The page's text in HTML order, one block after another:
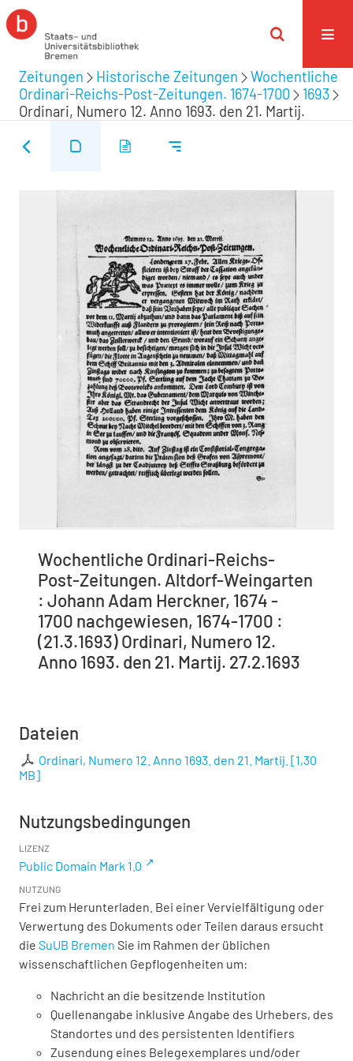
Zeitungen Historische Zeitungen
Wochentliche
Ordinari-Reichs-Post-Zeitungen. 1674-1700
1693
Ordinari, Numero 12. Anno 1693. den 21. Martij.
Wochentliche Ordinari-Reichs-
Post-Zeitungen. Altdorf-Weingarten
: Johann Adam Herckner, 1674 -
1700 nachgewiesen, 1674-1700 :
(21.3.1693) Ordinari, Numero 12.
Anno 1693. den 21. Martij. 27.2.1693
Dateien
Ordinari, Numero 12. Anno 1693. den 21. Martij. [1,30
MB]
Nutzungsbedingungen
LIZENZ
Public Domain Mark 1.0
NUTZUNG
Frei zum Herunterladen. Bei einer Vervielfältigung oder
Verwertung des Dokuments oder Teilen daraus ersucht
die SuUB Bremen Sie im Rahmen der üblichen
wissenschaftlichen Gepflogenheiten um:
Nachricht an die besitzende Institution
Quellenangabe inklusive Angabe des Urhebers, des
Standortes und des persistenten Identifiers
Zusendung eines Belegexemplares und/oder